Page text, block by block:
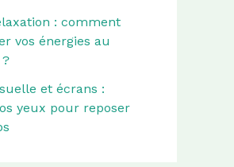
: comment
vos énergies au
et écrans :
yeux pour reposer